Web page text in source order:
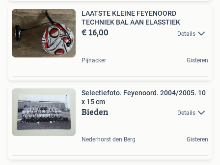
LAATSTE KLEINE FEYENOORD
TECHNIEK BAL AAN ELASSTIEK
€ 16,00 Details
Pijnacker Gisteren
Selectiefoto. Feyenoord. 2004/2005. 10
x 15 cm
Bieden Details
Nederhorst den Berg Gisteren